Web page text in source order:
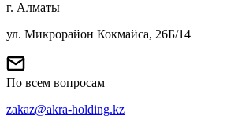
г. Алматы
ул. Микрорайон Кокмайса, 26Б/14
По всем вопросам
zakaz@akra-holding.kz